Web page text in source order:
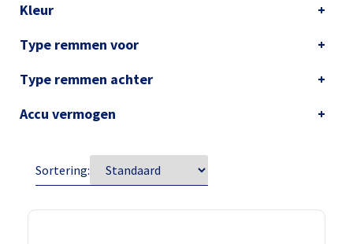
Kleur
Type remmen voor
Type remmen achter
Accu vermogen
Sortering: